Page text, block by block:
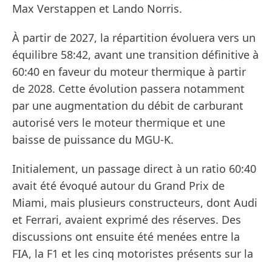
Max Verstappen et Lando Norris.
À partir de 2027, la répartition évoluera vers un
équilibre 58:42, avant une transition définitive à
60:40 en faveur du moteur thermique à partir
de 2028. Cette évolution passera notamment
par une augmentation du débit de carburant
autorisé vers le moteur thermique et une
baisse de puissance du MGU-K.
Initialement, un passage direct à un ratio 60:40
avait été évoqué autour du Grand Prix de
Miami, mais plusieurs constructeurs, dont Audi
et Ferrari, avaient exprimé des réserves. Des
discussions ont ensuite été menées entre la
FIA, la F1 et les cinq motoristes présents sur la